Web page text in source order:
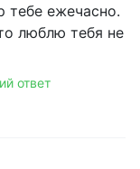
тебе ежечасно.
люблю тебя не
ответ